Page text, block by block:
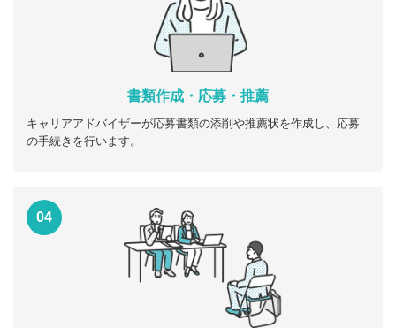
書類作成・応募・推薦
キャリアアドバイザーが応募書類の添削や推薦状を作成し、応募
の手続きを行います。
04